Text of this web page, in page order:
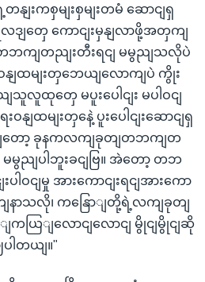
ျးကစှမျးစှမျးတမံ ဆောငျရှ
လဒျတှေ ကောငျးမှနျလာဖို့အတှကျ
ကျတညျးတီးရငျ မမွညျသလိုပဲ
ဝနျထမျးတှဘေယျလောကျပဲ ကွိုး
လူထုတှေ မပူးပေါငျး မပါဝငျ
ဝနျထမျးတှနေဲ့ ပူးပေါငျးဆောငျရှ
ျတော့ ခုနကလကျခုတျတဘကျတ
မွညျပါဘူးခငျဗြ။ အဲတော့ တဘ
ါဝငျမှု အားကောငျးရငျအားကော
ျနာသလို၊ ကနြောျတို့ရဲ့လကျခုတျ
ြျလောငျလောငျ မွိုငျမွိုငျဆို
ါတယျ။"